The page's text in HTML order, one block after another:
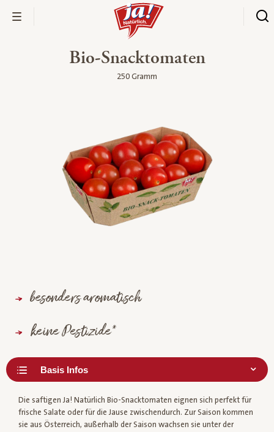
Bio-Snacktomaten
250 Gramm
besonders aromatisch
keine Pestizide*
Die saftigen Ja! Natürlich Bio-Snacktomaten eignen sich perfekt für
frische Salate oder für die Jause zwischendurch. Zur Saison kommen
sie aus Österreich, außerhalb der Saison wachsen sie unter der